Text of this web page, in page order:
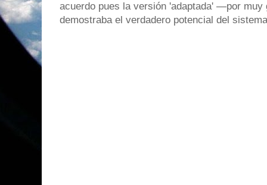
acuerdo pues la versión 'adaptada' —por
demostraba el verdadero potencial del